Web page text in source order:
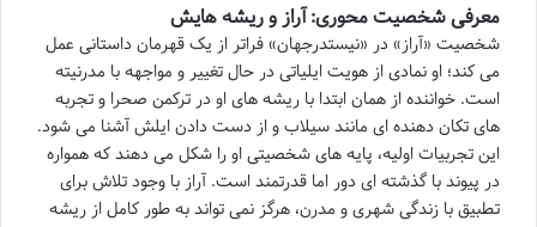
معرفی شخصیت محوری: آراز و ریشه هایش
شخصیت «آراز» در «نیستدرجهان» فراتر از یک قهرمان داستانی عمل
می کند؛ او نمادی از هویت ایلیاتی در حال تغییر و مواجهه با مدرنیته
است. خواننده از همان ابتدا با ریشه های او در ترکمن صحرا و تجربه
های تکان دهنده ای مانند سیلاب و از دست دادن ایلش آشنا می شود.
این تجربیات اولیه، پایه های شخصیتی او را شکل می دهند که همواره
در پیوند با گذشته ای دور اما قدرتمند است. آراز با وجود تلاش برای
تطبیق با زندگی شهری و مدرن، هرگز نمی تواند به طور کامل از ریشه